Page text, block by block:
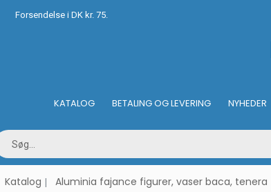
Forsendelse i DK kr. 75.
KATALOG BETALING OG LEVERING NYHEDER
Katalog Aluminia fajance figurer, vaser baca, tenera